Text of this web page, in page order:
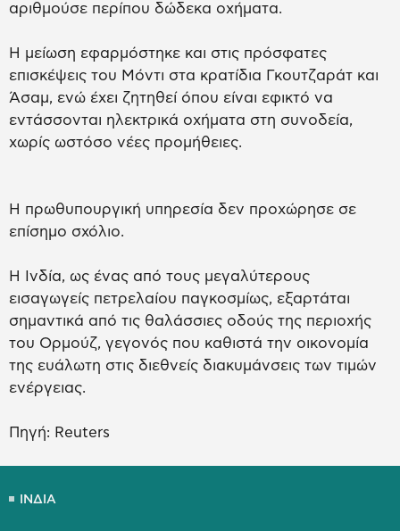
αριθμούσε περίπου δώδεκα οχήματα.
Η μείωση εφαρμόστηκε και στις πρόσφατες
επισκέψεις του Μόντι στα κρατίδια Γκουτζαράτ και
Άσαμ, ενώ έχει ζητηθεί όπου είναι εφικτό να
εντάσσονται ηλεκτρικά οχήματα στη συνοδεία,
χωρίς ωστόσο νέες προμήθειες.
Η πρωθυπουργική υπηρεσία δεν προχώρησε σε
επίσημο σχόλιο.
Η Ινδία, ως ένας από τους μεγαλύτερους
εισαγωγείς πετρελαίου παγκοσμίως, εξαρτάται
σημαντικά από τις θαλάσσιες οδούς της περιοχής
του Ορμούζ, γεγονός που καθιστά την οικονομία
της ευάλωτη στις διεθνείς διακυμάνσεις των τιμών
ενέργειας.
Πηγή: Reuters
ΙΝΔΙΑ